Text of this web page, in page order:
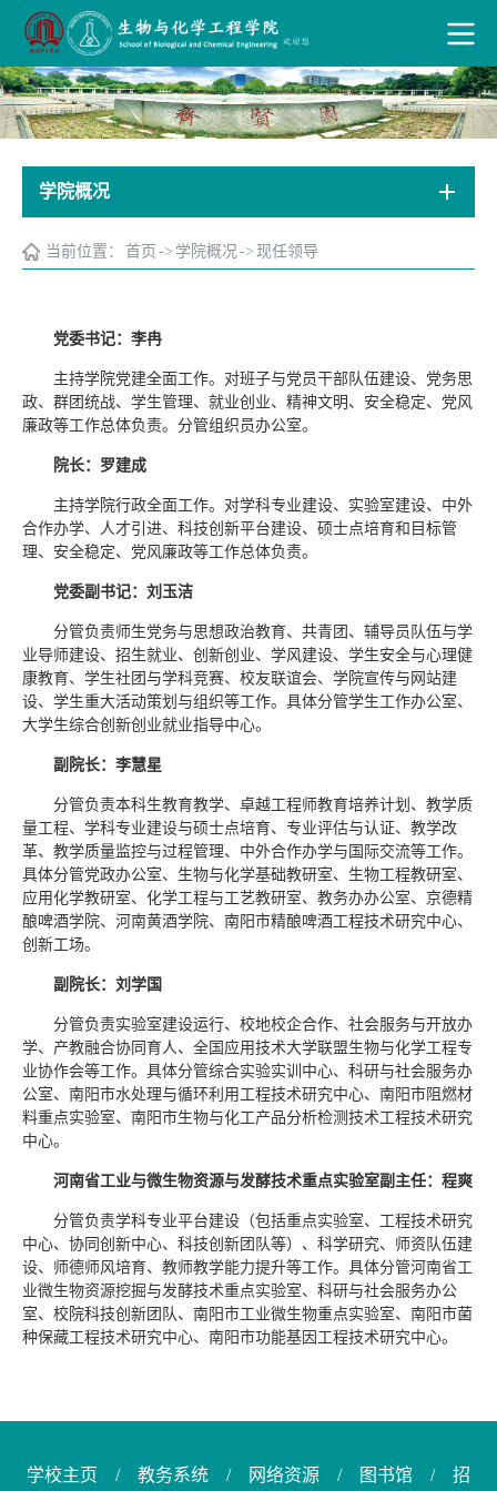
学院概况
当前位置： 首页 -> 学院概况-> 现任领导
党委书记：李冉
主持学院党建全面工作。对班子与党员干部队伍建设、党务思
政、群团统战、学生管理、就业创业、精神文明、安全稳定、党风
廉政等工作总体负责。分管组织员办公室。
院长：罗建成
主持学院行政全面工作。对学科专业建设、实验室建设、中外
合作办学、人才引进、科技创新平台建设、硕士点培育和目标管
理、安全稳定、党风廉政等工作总体负责。
党委副书记：刘玉洁
分管负责师生党务与思想政治教育、共青团、辅导员队伍与学
业导师建设、招生就业、创新创业、学风建设、学生安全与心理健
康教育、学生社团与学科竞赛、校友联谊会、学院宣传与网站建
设、学生重大活动策划与组织等工作。具体分管学生工作办公室、
大学生综合创新创业就业指导中心。
副院长：李慧星
分管负责本科生教育教学、卓越工程师教育培养计划、教学质
量工程、学科专业建设与硕士点培育、专业评估与认证、教学改
革、教学质量监控与过程管理、中外合作办学与国际交流等工作。
具体分管党政办公室、 生物与化学基础教研室、生物工程教研室、
应用化学教研室、化学工程与工艺教研室、教务办办公室、京德精
酿啤酒学院、河南黄酒学院、南阳市精酿啤酒工程技术研究中心、
创新工场。
副院长：刘学国
分管负责实验室建设运行、校地校企合作、社会服务与开放办
学、产教融合协同育人、全国应用技术大学联盟生物与化学工程专
业协作会等工作。具体分管综合实验实训中心、科研与社会服务办
公室、南阳市水处理与循环利用工程技术研究中心、南阳市阻燃材
料重点实验室、南阳市生物与化工产品分析检测技术工程技术研究
中心。
河南省工业与微生物资源与发酵技术重点实验室副主任：程爽
分管负责学科专业平台建设（包括重点实验室、工程技术研究
中心、协同创新中心、科技创新团队等）、科学研究、师资队伍建
设、师德师风培育、教师教学能力提升等工作。具体分管河南省工
业微生物资源挖掘与发酵技术重点实验室、科研与社会服务办公
室、校院科技创新团队、南阳市工业微生物重点实验室、南阳市菌
种保藏工程技术研究中心、南阳市功能基因工程技术研究中心。
学校主页 / 教务系统 / 网络资源 / 图书馆 / 招